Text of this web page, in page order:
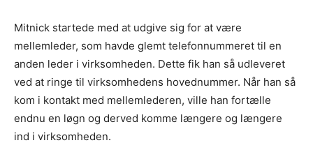
Mitnick startede med at udgive sig for at være
mellemleder, som havde glemt telefonnummeret til en
anden leder i virksomheden. Dette fik han så udleveret
ved at ringe til virksomhedens hovednummer. Når han så
kom i kontakt med mellemlederen, ville han fortælle
endnu en løgn og derved komme længere og længere
ind i virksomheden.